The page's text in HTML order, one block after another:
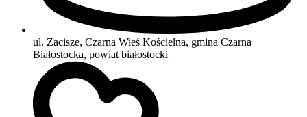
ul. Zacisze, Czarna Wieś Kościelna, gmina Czarna
Białostocka, powiat białostocki